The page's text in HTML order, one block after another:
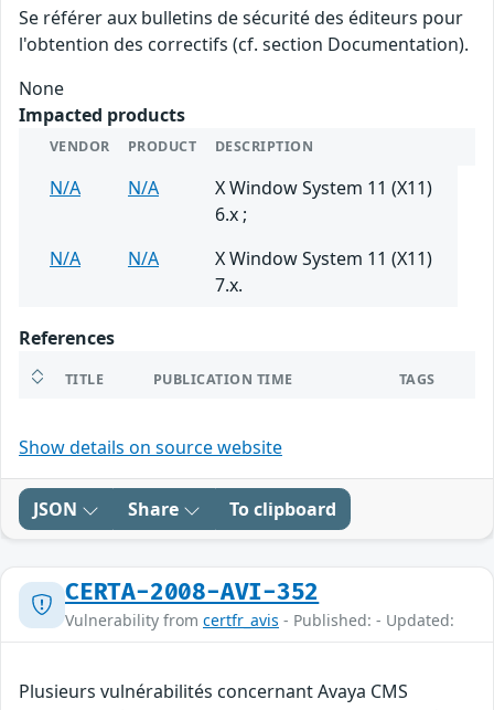
Se référer aux bulletins de sécurité des éditeurs pour
l'obtention des correctifs (cf. section Documentation).
None
Impacted products
VENDOR PRODUCT DESCRIPTION
N/A N/A
X Window System 11 (X11)
6.x ;
N/A
N/A
X Window System 11 (X11)
7.x.
References
TITLE PUBLICATION TIME TAGS
Show details on source website
JSON Share To clipboard
CERTA-2008-AVI-352
Vulnerability from certfr_avis - Published: - Updated:
Plusieurs vulnérabilités concernant Avaya CMS